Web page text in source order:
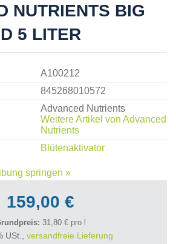
NUTRIENTS BIG
5 LITER
A100212
845268010572
Advanced Nutrients
Weitere Artikel von Advanced
Nutrients
Blütenaktivator
springen »
159,00 €
31,80 € pro l
USt., versandfreie Lieferung